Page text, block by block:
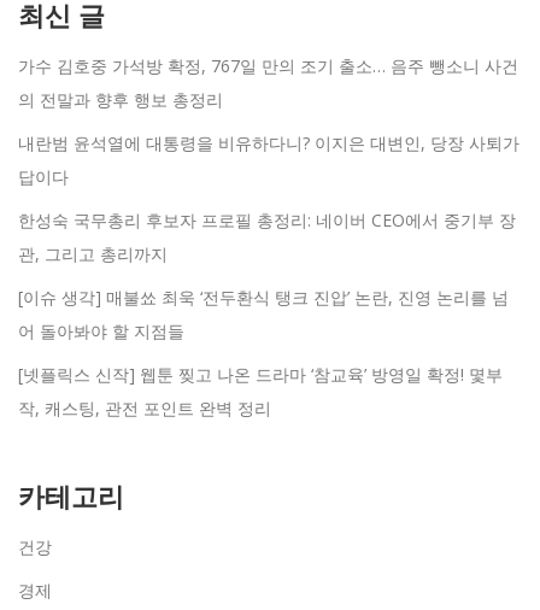
최신 글
가수 김호중 가석방 확정, 767일 만의 조기 출소… 음주 뺑소니 사건
의 전말과 향후 행보 총정리
내란범 윤석열에 대통령을 비유하다니? 이지은 대변인, 당장 사퇴가
답이다
한성숙 국무총리 후보자 프로필 총정리: 네이버 CEO에서 중기부 장
관, 그리고 총리까지
[이슈 생각] 매불쑈 최욱 ‘전두환식 탱크 진압’ 논란, 진영 논리를 넘
어 돌아봐야 할 지점들
[넷플릭스 신작] 웹툰 찢고 나온 드라마 ‘참교육’ 방영일 확정! 몇부
작, 캐스팅, 관전 포인트 완벽 정리
카테고리
건강
경제